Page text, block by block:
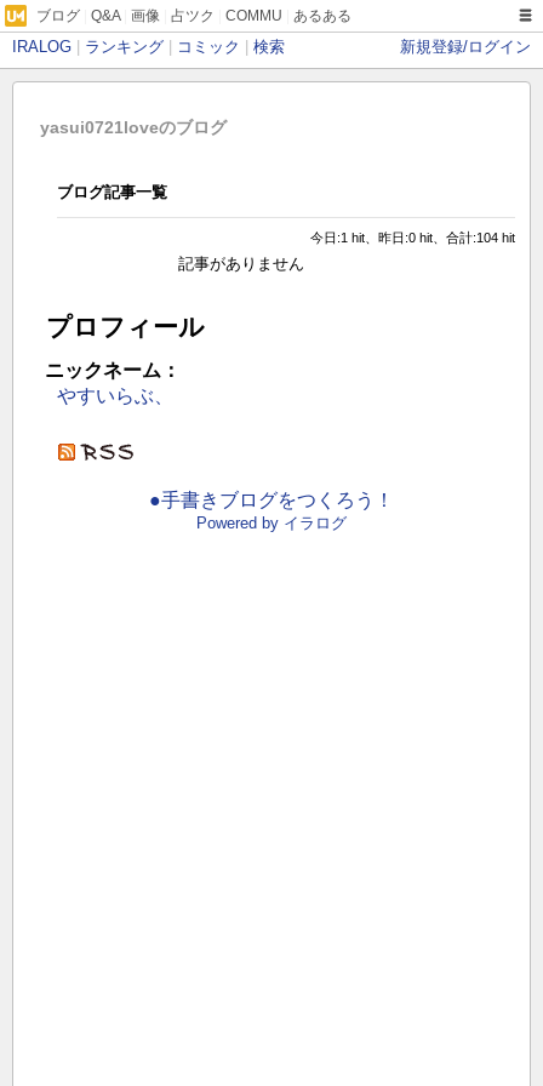
ブログ Q&A| 画像 占ツク COMMU あるある
IRALOG ランキング コミック 検索 新規登録/ログイン
yasui0721loveのブログ
ブログ記事一覧
今日:1 hit、昨日:0 hit、合計:104 hit
記事がありません
プロフィール
ニックネーム：
やすいらぶ、
●手書きブログをつくろう！
Powered by イラログ